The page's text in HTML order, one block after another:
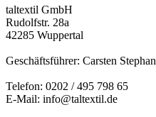
taltextil GmbH
Rudolfstr. 28a
42285 Wuppertal
Geschäftsführer: Carsten Stephan
Telefon: 0202 / 495 798 65
E-Mail: info@taltextil.de